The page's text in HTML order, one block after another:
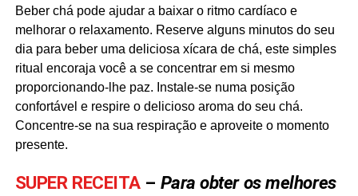
Beber chá pode ajudar a baixar o ritmo cardíaco e
melhorar o relaxamento. Reserve alguns minutos do seu
dia para beber uma deliciosa xícara de chá, este simples
ritual encoraja você a se concentrar em si mesmo
proporcionando-lhe paz. Instale-se numa posição
confortável e respire o delicioso aroma do seu chá.
Concentre-se na sua respiração e aproveite o momento
presente.
SUPER RECEITA– Para obter os melhores